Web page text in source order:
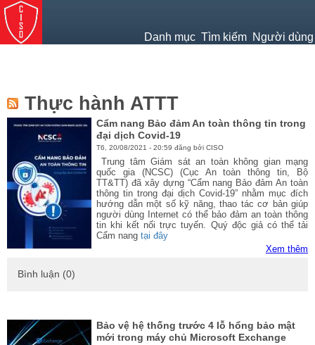
Danh mục Tìm kiếm Người dùng
Thực hành ATTT
Cẩm nang Bảo đảm An toàn thông tin trong
đại dịch Covid-19
T6, 20/08/2021 - 20:59 đăng bởi CISO
Trung tâm Giám sát an toàn không gian mạng
quốc gia (NCSC) (Cục An toàn thông tin, Bộ
TT&TT) đã xây dựng “Cẩm nang Bảo đảm An toàn
thông tin trong đại dịch Covid-19” nhằm mục đích
hướng dẫn một số kỹ năng, thao tác cơ bản giúp
người dùng Internet có thể bảo đảm an toàn thông
tin khi kết nối trực tuyến. Quý độc giả có thể tải
Cẩm nang tại đây
Xem thêm
Bình luận (0)
Bảo vệ hệ thống trước 4 lỗ hổng bảo mật
mới trong máy chủ Microsoft Exchange